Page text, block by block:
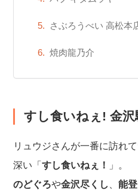
さぶろうべい 高松本
焼肉龍乃介
すし食いねぇ! 金沢
リュウジさんが一番に訪れ
深い「すし食いねぇ！
」。
のどぐろや金沢尽くし 、能